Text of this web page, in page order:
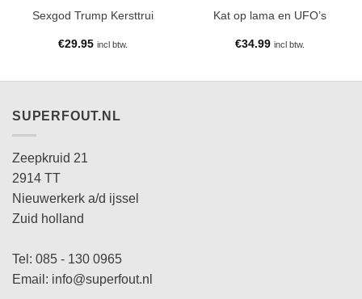
Sexgod Trump Kersttrui
€29.95 incl btw.
Kat op lama en UFO’s
€34.99 incl btw.
SUPERFOUT.NL
Zeepkruid 21
2914 TT
Nieuwerkerk a/d ijssel
Zuid holland
Tel: 085 - 130 0965
Email: info@superfout.nl